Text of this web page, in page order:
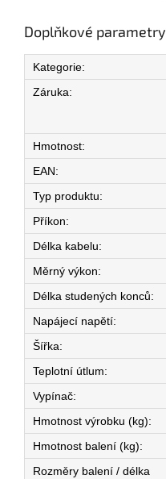
Doplňkové parametry
Kategorie:
Záruka:
Hmotnost:
EAN:
Typ produktu:
Příkon:
Délka kabelu:
Měrný výkon:
Délka studených konců:
Napájecí napětí:
Šířka:
Teplotní útlum:
Vypínač:
Hmotnost výrobku (kg):
Hmotnost balení (kg):
Rozměry balení / délka